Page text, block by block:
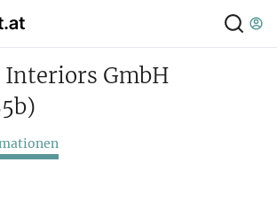
Interiors GmbH